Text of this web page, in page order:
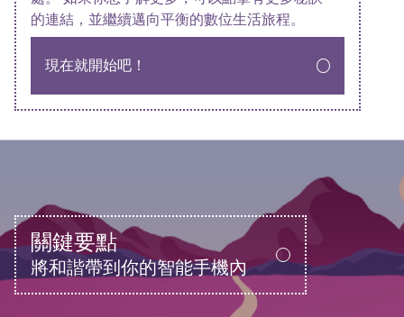
的連結，並繼續邁向平衡的數位生活旅程。
現在就開始吧！
關鍵要點
將和諧帶到你的智能手機內